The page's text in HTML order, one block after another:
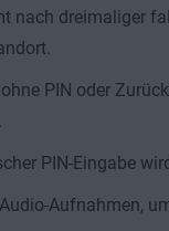
nach dreimaliger
PIN oder
PIN-Eingabe
Aufnahmen,